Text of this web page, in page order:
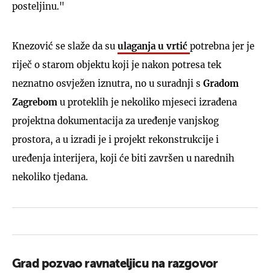
posteljinu."
Knezović se slaže da su ulaganja u vrtić potrebna jer je
riječ o starom objektu koji je nakon potresa tek
neznatno osvježen iznutra, no u suradnji s Gradom
Zagrebom u proteklih je nekoliko mjeseci izrađena
projektna dokumentacija za uređenje vanjskog
prostora, a u izradi je i projekt rekonstrukcije i
uređenja interijera, koji će biti završen u narednih
nekoliko tjedana.
Grad pozvao ravnateljicu na razgovor